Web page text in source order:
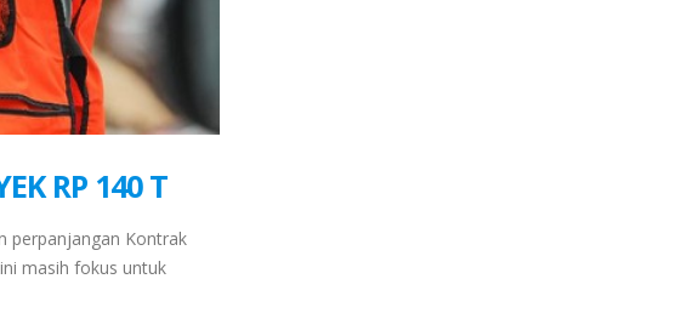
RP 140 T
perpanjangan Kontrak
masih fokus untuk